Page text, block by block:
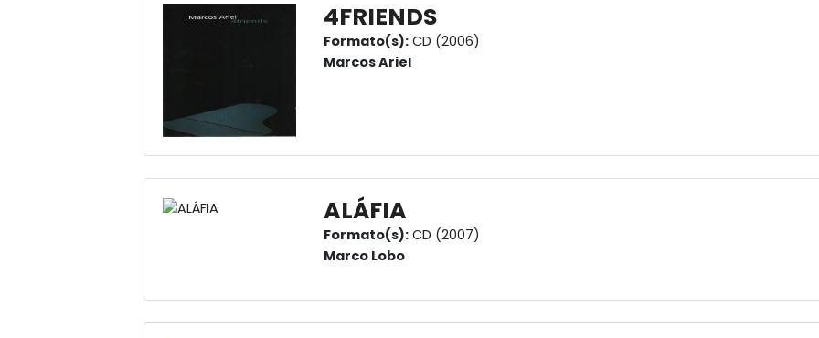
4FRIENDS
Formato(s): CD (2006)
Marcos Ariel
ALÁFIA
Formato(s): CD (2007)
Marco Lobo